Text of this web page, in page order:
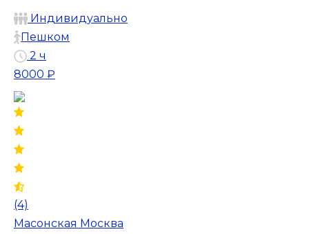
Индивидуально
Пешком
2 ч
8000 ₽
(4)
Масонская Москва